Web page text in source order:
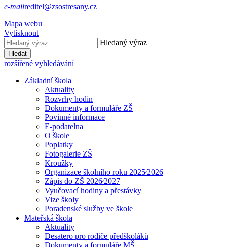
e-mailreditel@zsostresany.cz
Mapa webu
Vytisknout
Hledaný výraz
Hledat
rozšířené vyhledávání
Základní škola
Aktuality
Rozvrhy hodin
Dokumenty a formuláře ZŠ
Povinné informace
E-podatelna
O škole
Poplatky
Fotogalerie ZŠ
Kroužky
Organizace školního roku 2025⁄2026
Zápis do ZŠ 2026⁄2027
Vyučovací hodiny a přestávky
Vize školy
Poradenské služby ve škole
Mateřská škola
Aktuality
Desatero pro rodiče předškoláků
Dokumenty a formuláře MŠ